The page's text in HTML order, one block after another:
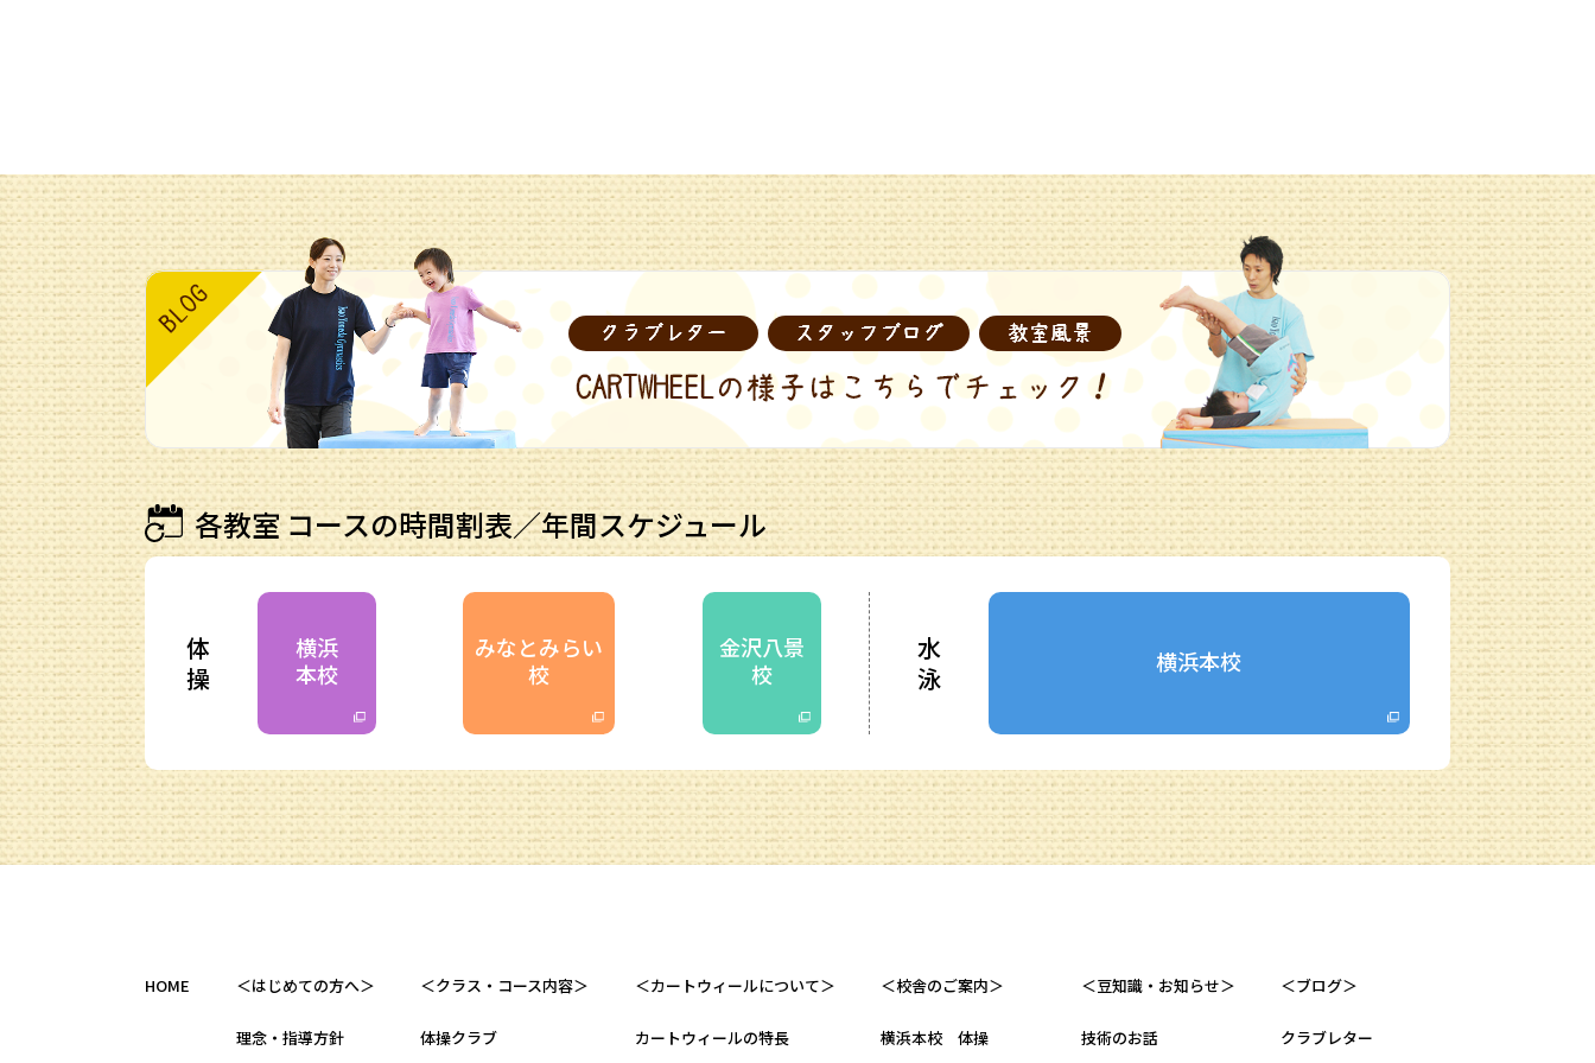
各教室 コースの時間割表／年間スケジュール
体
操
横浜
本校
みなとみらい
校
金沢八景
校
水
泳
横浜本校
HOME ＜はじめての方へ＞
理念・指導方針
＜クラス・コース内容＞
体操クラブ
＜カートウィールについて＞
カートウィールの特長
＜校舎のご案内＞
横浜本校 体操
＜豆知識・お知らせ＞
技術のお話
＜ブログ＞
クラブレター